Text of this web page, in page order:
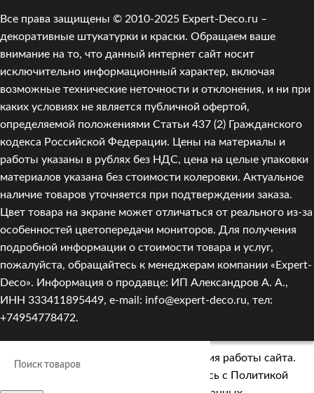
Все права защищены © 2010-2025 Expert-Deco.ru –
декоративные штукатурки и краски. Обращаем ваше
внимание на то, что данный интернет сайт носит
исключительно информационный характер, включая
возможные технические неточности и отклонения, и ни при
каких условиях не является публичной офертой,
определяемой положениями Статьи 437 (2) Гражданского
кодекса Российской Федерации. Цены на материалы и
работы указаны в рублях без НДС, цена на целые упаковки
материалов указана без стоимости колеровки. Актуальное
наличие товаров уточняется при подтверждении заказа.
Цвет товара на экране может отличаться от реального из‑за
особенностей цветопередачи мониторов. Для получения
подробной информации о стоимости товара и услуг,
пожалуйста, обращайтесь к менеджерам компании «Expert-
Deco». Информация о продавце: ИП Александров А. А.,
ИНН 333411895449, e-mail: info@expert-deco.ru, тел:
+74954778472.
Мы используем cookies для улучшения работы сайта.
Оставаясь на сайте, вы соглашаетесь с Политикой